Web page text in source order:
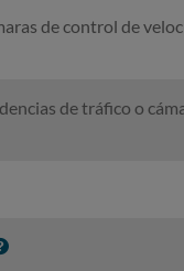
de control de
de tráfico o